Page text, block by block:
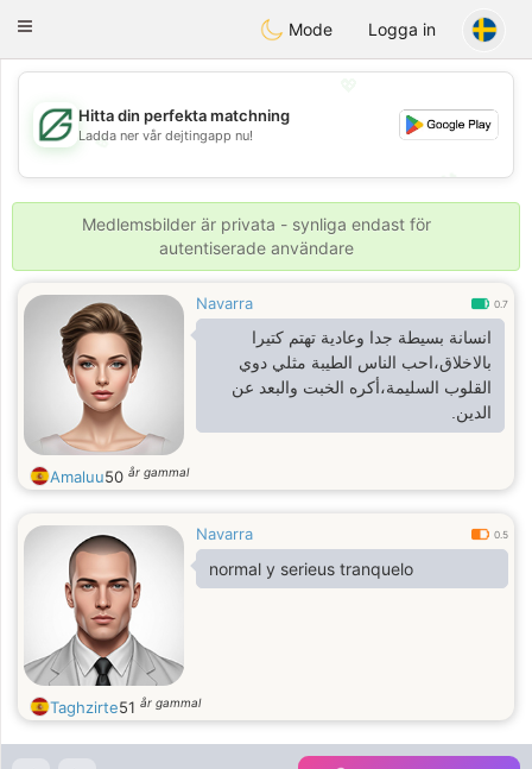
GulfDating
Toggle
Mode Logga in
💖
💕
💕
Hitta din perfekta matchning
Ladda ner vår dejtingapp nu!
Medlemsbilder är privata - synliga endast för
autentiserade användare
Navarra 0.7
انسانة بسيطة جدا وعادية تهتم كتيرا
بالاخلاق،احب الناس الطيبة مثلي دوي
القلوب السليمة،أكره الخبت والبعد عن
الدين.
Amaluu50 år gammal
Navarra 0.5
normal y serieus tranquelo
Taghzirte51 år gammal